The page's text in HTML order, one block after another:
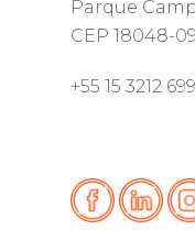
Parque
CEP 18048-
+55 15 3212